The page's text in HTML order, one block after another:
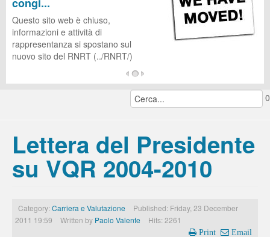
Questo sito web è chiuso,
informazioni e attività di
rappresentanza si spostano sul
nuovo sito del RNRT (../RNRT/)
0
Lettera del Presidente
su VQR 2004-2010
Category: Carriera e Valutazione
Published: Friday, 23 December
2011 19:59
Written by Paolo Valente Hits: 2261
Print Email
CUG